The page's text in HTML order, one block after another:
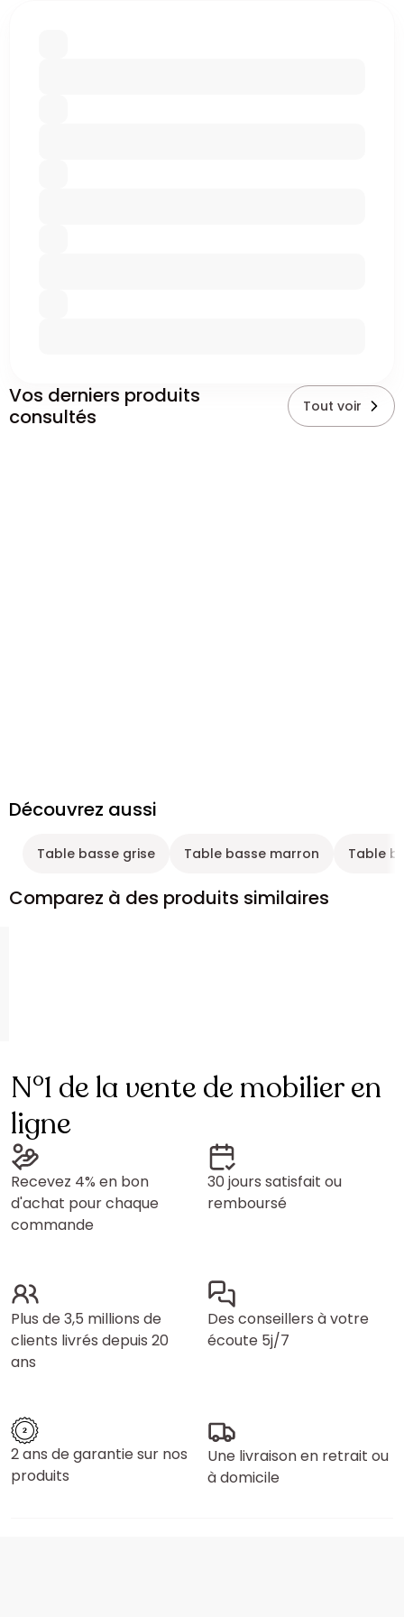
Vos derniers produits
consultés
Tout voir
Découvrez aussi
Table basse grise Table basse marron Table
Comparez à des produits similaires
N°1 de la vente de mobilier en
ligne
Recevez 4% en bon
d'achat pour chaque
commande
30 jours satisfait ou
remboursé
Plus de 3,5 millions de
clients livrés depuis 20
ans
Des conseillers à votre
écoute 5j/7
2 ans de garantie sur nos
produits
Une livraison en retrait ou
à domicile